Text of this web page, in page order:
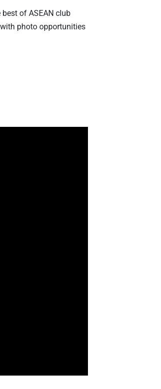
of ASEAN club
photo opportunities